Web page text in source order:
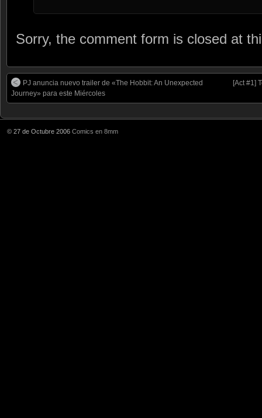
Sorry, the comment form is closed at
PJ anuncia nuevo trailer de «The Hobbit: An Unexpected
Journey» para este Miércoles
[Act #1]
© 27 de Octubre 2006 Comics en 8mm